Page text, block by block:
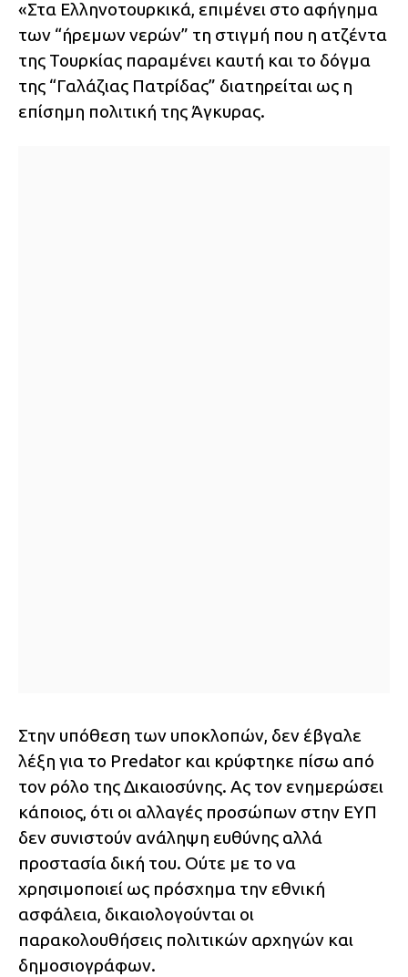
«Στα Ελληνοτουρκικά, επιμένει στο αφήγημα
των “ήρεμων νερών” τη στιγμή που η ατζέντα
της Τουρκίας παραμένει καυτή και το δόγμα
της “Γαλάζιας Πατρίδας” διατηρείται ως η
επίσημη πολιτική της Άγκυρας.
Στην υπόθεση των υποκλοπών, δεν έβγαλε
λέξη για το Predator και κρύφτηκε πίσω από
τον ρόλο της Δικαιοσύνης. Ας τον ενημερώσει
κάποιος, ότι οι αλλαγές προσώπων στην ΕΥΠ
δεν συνιστούν ανάληψη ευθύνης αλλά
προστασία δική του. Ούτε με το να
χρησιμοποιεί ως πρόσχημα την εθνική
ασφάλεια, δικαιολογούνται οι
παρακολουθήσεις πολιτικών αρχηγών και
δημοσιογράφων.